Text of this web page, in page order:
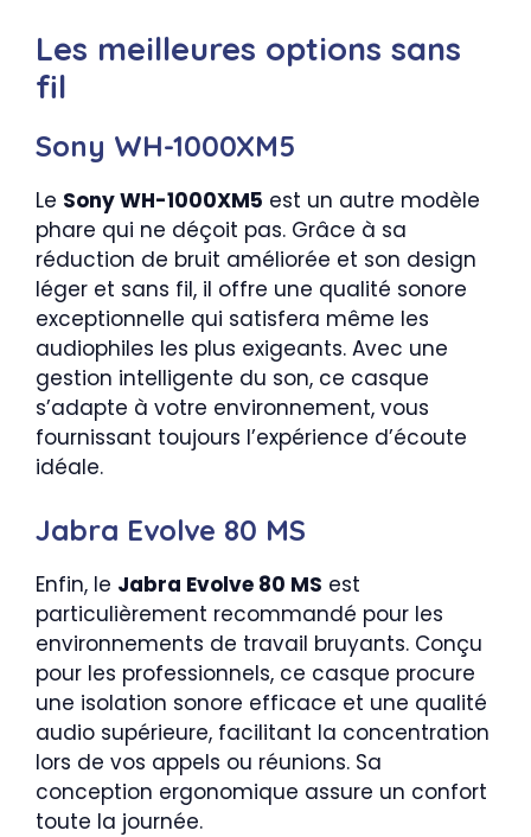
Les meilleures options sans
fil
Sony WH-1000XM5
Le Sony WH-1000XM5 est un autre modèle
phare qui ne déçoit pas. Grâce à sa
réduction de bruit améliorée et son design
léger et sans fil, il offre une qualité sonore
exceptionnelle qui satisfera même les
audiophiles les plus exigeants. Avec une
gestion intelligente du son, ce casque
s’adapte à votre environnement, vous
fournissant toujours l’expérience d’écoute
idéale.
Jabra Evolve 80 MS
Enfin, le Jabra Evolve 80 MS est
particulièrement recommandé pour les
environnements de travail bruyants. Conçu
pour les professionnels, ce casque procure
une isolation sonore efficace et une qualité
audio supérieure, facilitant la concentration
lors de vos appels ou réunions. Sa
conception ergonomique assure un confort
toute la journée.